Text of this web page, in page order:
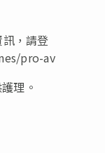
，請登
pro-av
理。